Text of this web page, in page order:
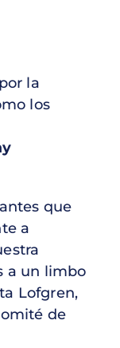
la
los
que
a
a un limbo
Lofgren,
de